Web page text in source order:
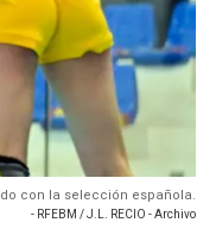
con la selección española.
- RFEBM / J.L. RECIO - Archivo